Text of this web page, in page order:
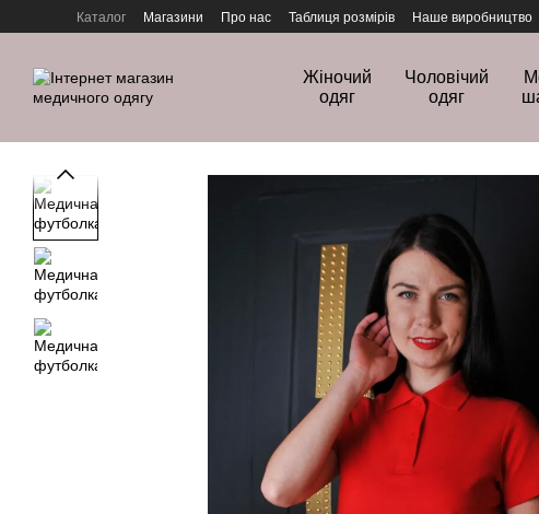
Перейти до основного контенту
Каталог Магазини Про нас Таблиця розмірів Наше виробництво
Жіночий
одяг
Чоловічий
одяг